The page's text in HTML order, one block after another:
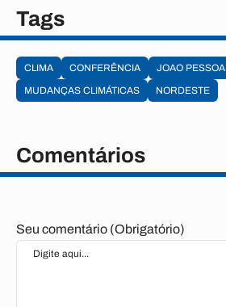
Tags
CLIMA CONFERÊNCIA
JOAO PESSOA
MUDANÇAS CLIMÁTICAS
NORDESTE
Comentários
Seu comentário (Obrigatório)